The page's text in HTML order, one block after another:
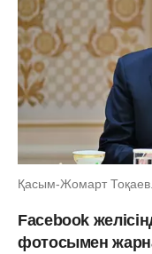
Қасым-Жомарт
Facebook
фотосымен